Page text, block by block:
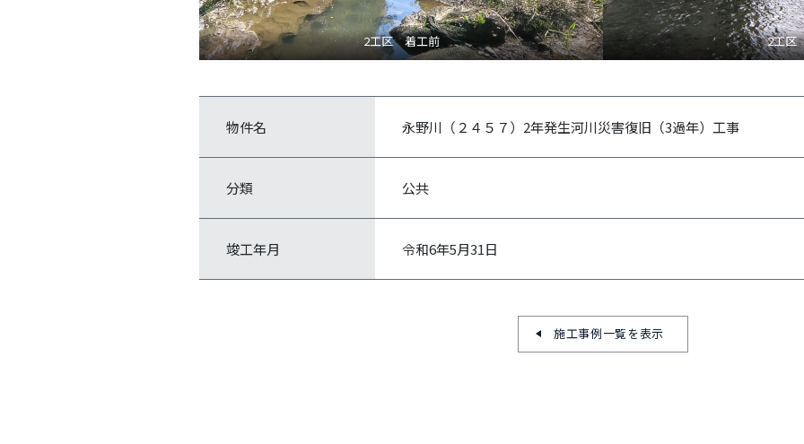
2工区 着工前 2工
物件名 永野川（２４５７）2年発生河川災害復旧（3過年）工事
分類 公共
竣工年月 令和6年5月31日
施工事例一覧を表示